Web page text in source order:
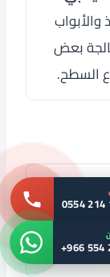
والأبواب
بعض
السطح.
0554 214
+966 554